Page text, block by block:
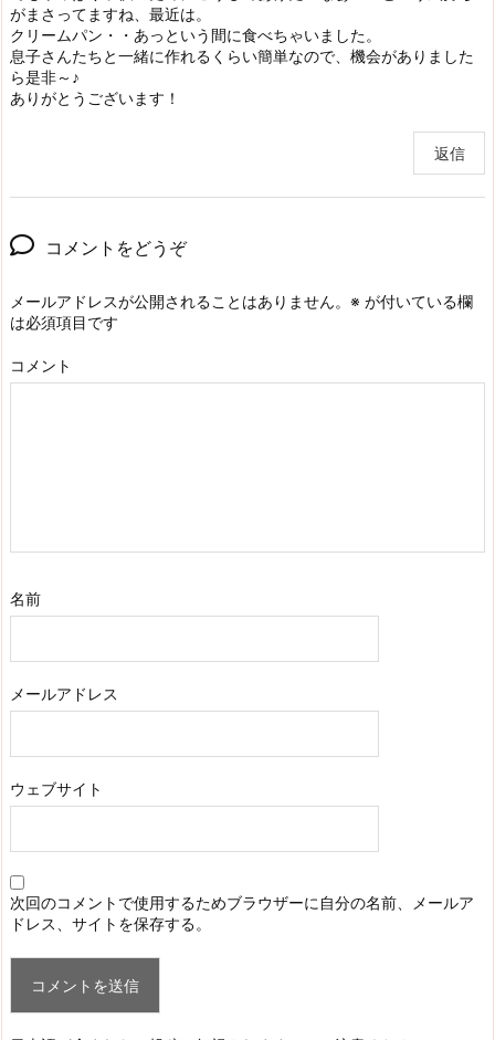
がまさってますね、最近は。
クリームパン・・あっという間に食べちゃいました。
息子さんたちと一緒に作れるくらい簡単なので、機会がありました
ら是非～♪
ありがとうございます！
返信
コメントをどうぞ
メールアドレスが公開されることはありません。 ※ が付いている欄
は必須項目です
コメント
名前
メールアドレス
ウェブサイト
次回のコメントで使用するためブラウザーに自分の名前、メールア
ドレス、サイトを保存する。